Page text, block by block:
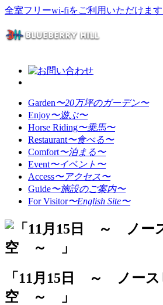
全室フリーwi-fiをご利用いただけます
Garden〜20万坪のガーデン〜
Enjoy〜遊ぶ〜
Horse Riding〜乗馬〜
Restaurant〜食べる〜
Comfort〜泊まる〜
Event〜イベント〜
Access〜アクセス〜
Guide〜施設のご案内〜
For Visitor〜English Site〜
「11月15日 ～ ノース
空 ～ 」